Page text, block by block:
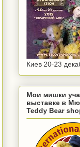
Киев 20-23
Мои мишки
выставке в
Teddy Bear